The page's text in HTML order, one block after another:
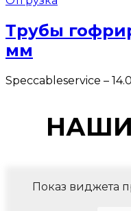
Трубы
мм
Speccableservice –
Показ виджета